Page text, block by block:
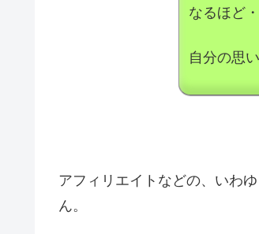
なるほど
自分の思
アフィリエイトなどの、いわ
ん。